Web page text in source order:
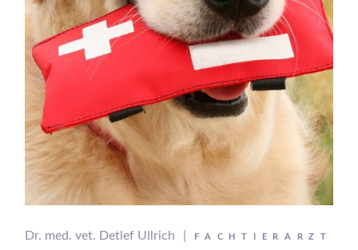
Dr. med. vet. Detlef Ullrich FACHTIERARZT